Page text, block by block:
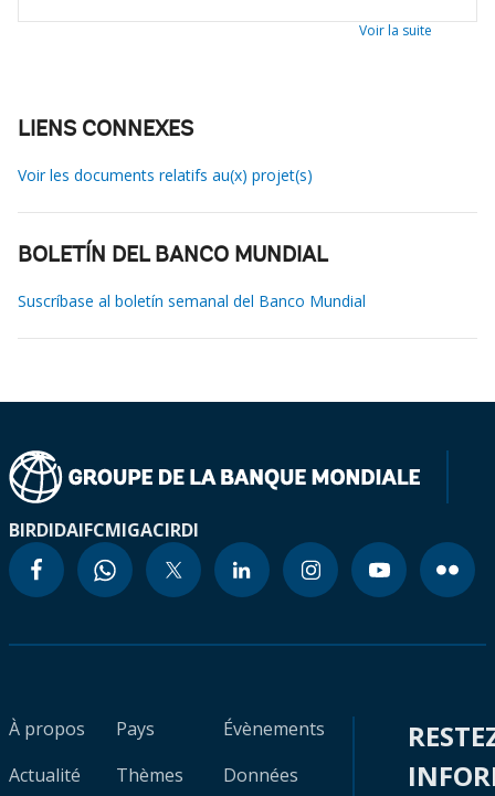
Voir la suite
LIENS CONNEXES
Voir les documents relatifs au(x) projet(s)
BOLETÍN DEL BANCO MUNDIAL
Suscríbase al boletín semanal del Banco Mundial
BIRDIDAIFCMIGACIRDI
À propos
Actualité
Pays
Thèmes
Évènements
Données